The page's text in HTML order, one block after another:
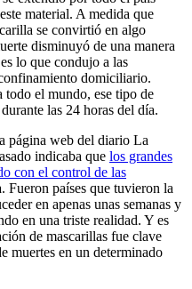
material. A medida que
se convirtió en algo
disminuyó de una manera
lo que condujo a las
domiciliario.
todo el mundo, ese tipo de
las 24 horas del día.
página web del diario La
indicaba que los grandes
con el control de las
Fueron países que tuvieron la
en apenas unas semanas y
en una triste realidad. Y es
de mascarillas fue clave
muertes en un determinado